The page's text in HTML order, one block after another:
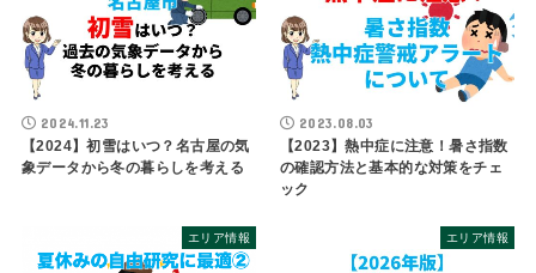
2024.11.23
【2024】初雪はいつ？名古屋の気
象データから冬の暮らしを考える
2023.08.03
【2023】熱中症に注意！暑さ指数
の確認方法と基本的な対策をチェ
ック
エリア情報 エリア情報